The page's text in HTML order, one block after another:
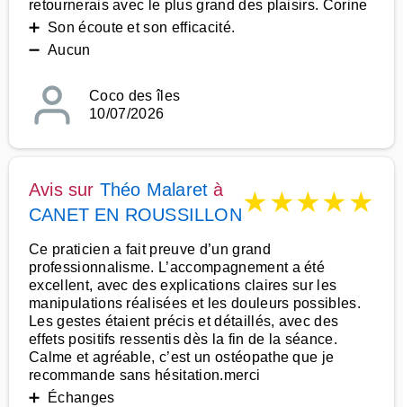
retournerais avec le plus grand des plaisirs. Corine
➕ Son écoute et son efficacité.
➖ Aucun
Coco des îles
10/07/2026
Avis sur Théo Malaret à
CANET EN ROUSSILLON★★★★★
Ce praticien a fait preuve d’un grand
professionnalisme. L’accompagnement a été
excellent, avec des explications claires sur les
manipulations réalisées et les douleurs possibles.
Les gestes étaient précis et détaillés, avec des
effets positifs ressentis dès la fin de la séance.
Calme et agréable, c’est un ostéopathe que je
recommande sans hésitation.merci
➕ Échanges